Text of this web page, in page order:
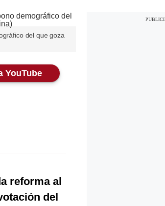
del que goza
YouTube
reforma al
del